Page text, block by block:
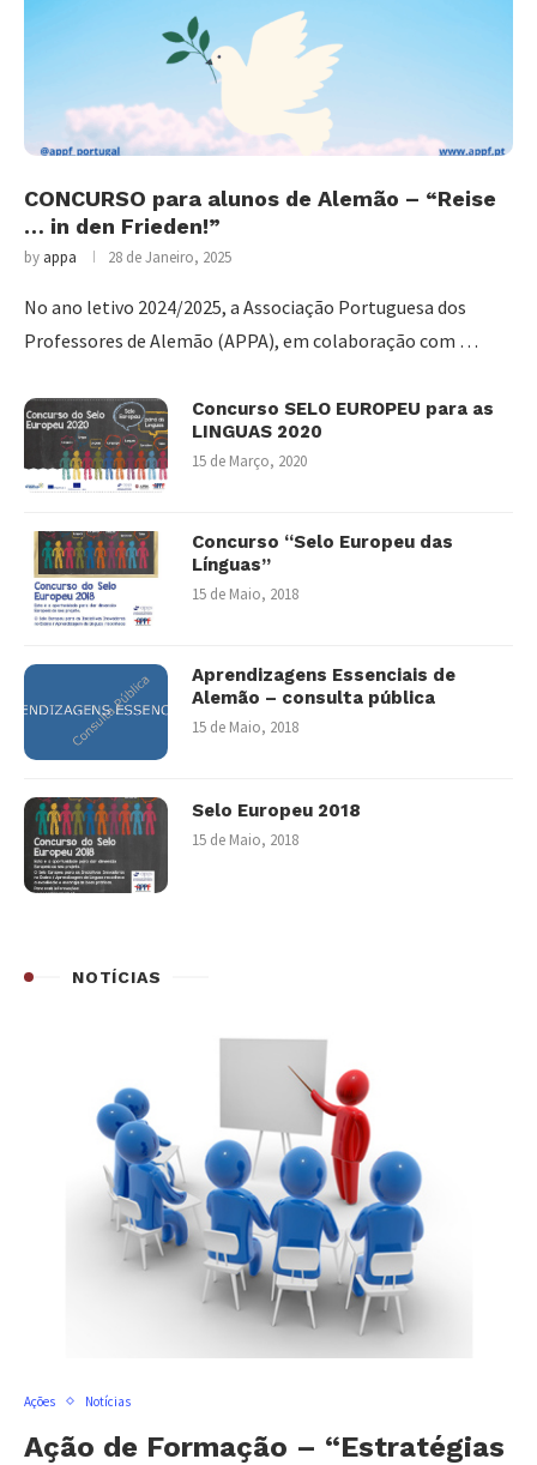
CONCURSO para alunos de Alemão – “Reise
… in den Frieden!”
by appa 28 de Janeiro, 2025
No ano letivo 2024/2025, a Associação Portuguesa dos
Professores de Alemão (APPA), em colaboração com …
Concurso SELO EUROPEU para as
LINGUAS 2020
15 de Março, 2020
Concurso “Selo Europeu das
Línguas”
15 de Maio, 2018
Aprendizagens Essenciais de
Alemão – consulta pública
15 de Maio, 2018
Selo Europeu 2018
15 de Maio, 2018
NOTÍCIAS
Ações Notícias
Ação de Formação – “Estratégias